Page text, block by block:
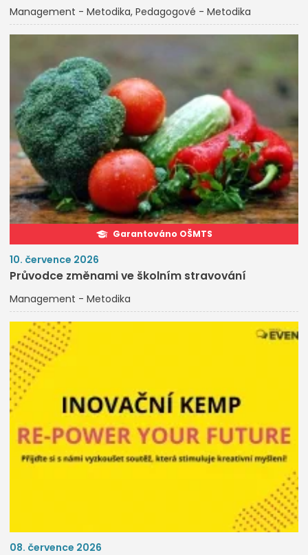
Management - Metodika Pedagogové - Metodika
Garantováno OŠMTS
10. července 2026
Průvodce změnami ve školním stravování
Management - Metodika
08. července 2026